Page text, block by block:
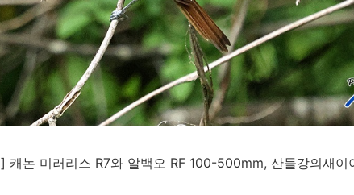
] 캐논 미러리스 R7와 알백오 RF 100-500mm, 산들강의새이